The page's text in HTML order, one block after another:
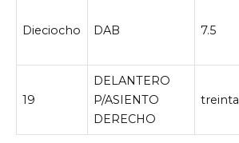
Dieciocho DAB 7.5
19
DELANTERO
P/ASIENTO
DERECHO
treinta